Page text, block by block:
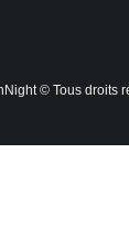
© Tous droits